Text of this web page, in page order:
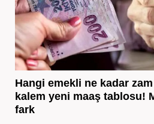
Hangi emekli ne kadar
kalem yeni maaş tablosu!
fark